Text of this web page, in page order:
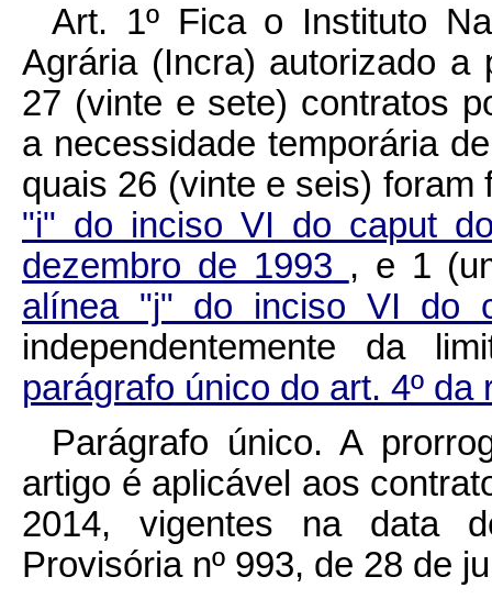
Art. 1º Fica o Instituto
Agrária (Incra) autorizado a
27 (vinte e sete) contratos
a necessidade temporária
quais 26 (vinte e seis)
"i" do inciso VI do caput
dezembro de 1993 , e 1
alínea "j" do inciso VI do
independentemente da
parágrafo único do art. 4º
Parágrafo único. A
artigo é aplicável aos
2014, vigentes na data
Provisória nº 993, de 28 de